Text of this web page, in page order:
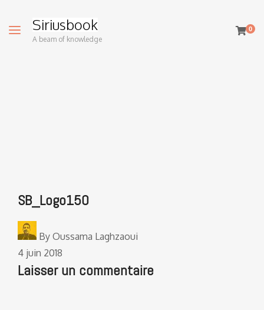
Siriusbook
A beam of knowledge
0
SB_Logo150
By Oussama Laghzaoui
4 juin 2018
Laisser un commentaire